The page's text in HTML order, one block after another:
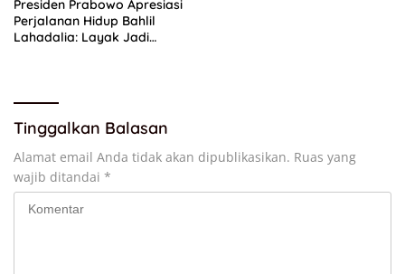
Presiden Prabowo Apresiasi
Perjalanan Hidup Bahlil
Lahadalia: Layak Jadi
Tinggalkan Balasan
Alamat email Anda tidak akan dipublikasikan. Ruas yang
wajib ditandai *